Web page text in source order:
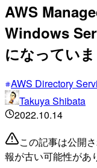
AWS
Windows
になってい
AWS Directory
Takuya Shibata
2022.10.14
この記事は公開
報が古い可能性があ